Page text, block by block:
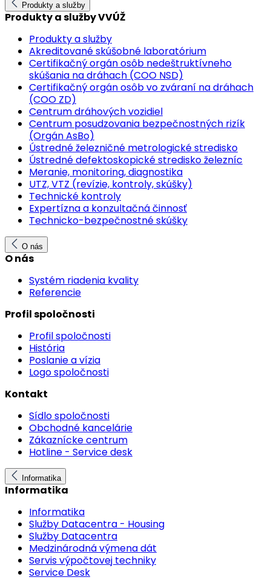
Produkty a služby
Produkty a služby VVÚŽ
Produkty a služby
Akreditované skúšobné laboratórium
Certifikačný orgán osôb nedeštruktívneho
skúšania na dráhach (COO NSD)
Certifikačný orgán osôb vo zváraní na dráhach
(COO ZD)
Centrum dráhových vozidiel
Centrum posudzovania bezpečnostných rizík
(Orgán AsBo)
Ústredné železničné metrologické stredisko
Ústredné defektoskopické stredisko železníc
Meranie, monitoring, diagnostika
UTZ, VTZ (revízie, kontroly, skúšky)
Technické kontroly
Expertízna a konzultačná činnosť
Technicko-bezpečnostné skúšky
O nás
O nás
Systém riadenia kvality
Referencie
Profil spoločnosti
Profil spoločnosti
História
Poslanie a vízia
Logo spoločnosti
Kontakt
Sídlo spoločnosti
Obchodné kancelárie
Zákaznícke centrum
Hotline - Service desk
Informatika
Informatika
Informatika
Služby Datacentra - Housing
Služby Datacentra
Medzinárodná výmena dát
Servis výpočtovej techniky
Service Desk